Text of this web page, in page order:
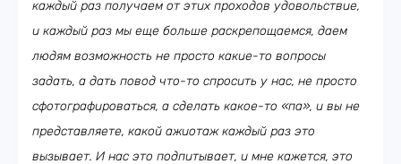
каждый раз получаем от этих проходов удовольствие,
и каждый раз мы еще больше раскрепощаемся, даем
людям возможность не просто какие-то вопросы
задать, а дать повод что-то спросить у нас, не просто
сфотографироваться, а сделать какое-то «па», и вы не
представляете, какой ажиотаж каждый раз это
вызывает. И нас это подпитывает, и мне кажется, это